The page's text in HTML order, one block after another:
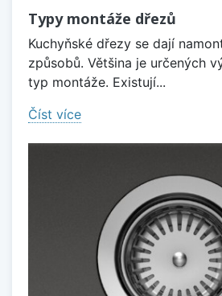
Typy montáže dřezů
Kuchyňské dřezy se dají
způsobů. Většina je určených
typ montáže. Existují...
Číst více